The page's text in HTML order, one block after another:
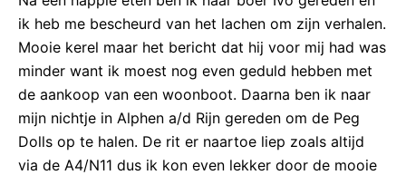
ik heb me bescheurd van het lachen om zijn verhalen.
Mooie kerel maar het bericht dat hij voor mij had was
minder want ik moest nog even geduld hebben met
de aankoop van een woonboot. Daarna ben ik naar
mijn nichtje in Alphen a/d Rijn gereden om de Peg
Dolls op te halen. De rit er naartoe liep zoals altijd
via de A4/N11 dus ik kon even lekker door de mooie